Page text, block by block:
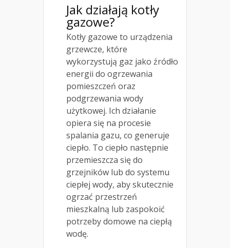
Jak działają kotły
gazowe?
Kotły gazowe to urządzenia
grzewcze, które
wykorzystują gaz jako źródło
energii do ogrzewania
pomieszczeń oraz
podgrzewania wody
użytkowej. Ich działanie
opiera się na procesie
spalania gazu, co generuje
ciepło. To ciepło następnie
przemieszcza się do
grzejników lub do systemu
ciepłej wody, aby skutecznie
ogrzać przestrzeń
mieszkalną lub zaspokoić
potrzeby domowe na ciepłą
wodę.